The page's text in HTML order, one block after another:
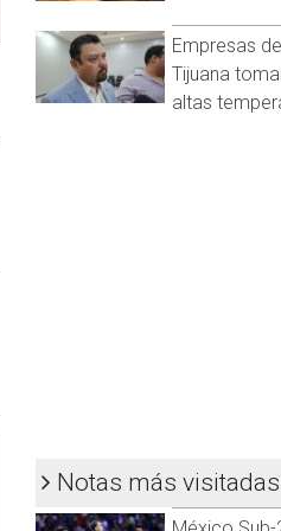
Empresas
Tijuana
altas
Notas más visitadas